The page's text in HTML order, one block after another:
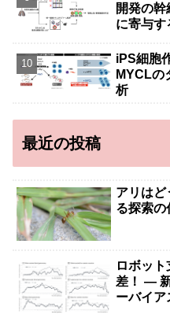
開発の
に寄与す
iPS細胞
MYCLの
析
最近の投稿
アリはど
る探索の
ロボッ
差！ —
ーバイ